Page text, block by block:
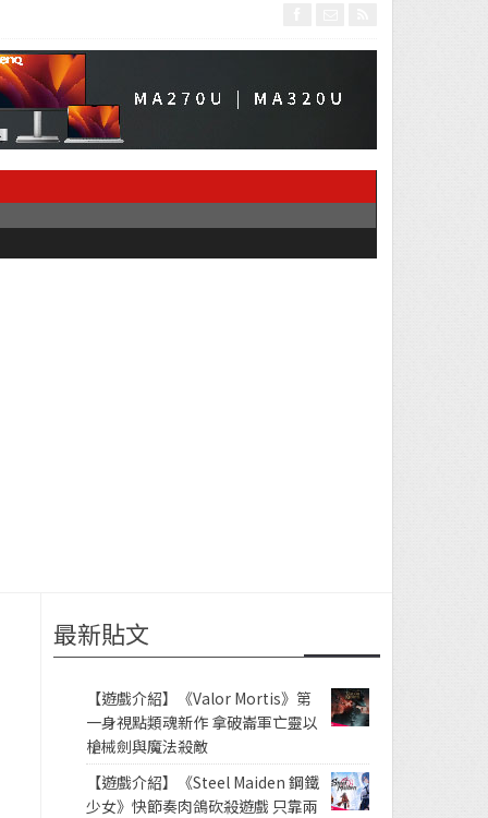
最新貼文
【遊戲介紹】《Valor Mortis》第
一身視點類魂新作 拿破崙軍亡靈以
槍械劍與魔法殺敵
【遊戲介紹】《Steel Maiden 鋼鐵
少女》快節奏肉鴿砍殺遊戲 只靠兩